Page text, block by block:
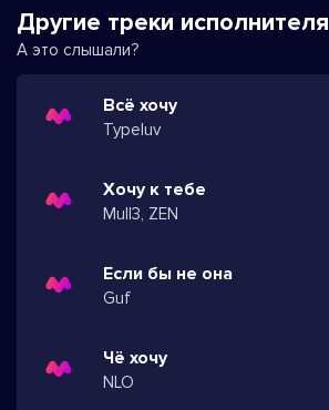
Другие треки исполнителя
А это слышали?
Всё хочу
Typeluv
Хочу к тебе
Mull3, ZEN
Если бы не она
Guf
Чё хочу
NLO